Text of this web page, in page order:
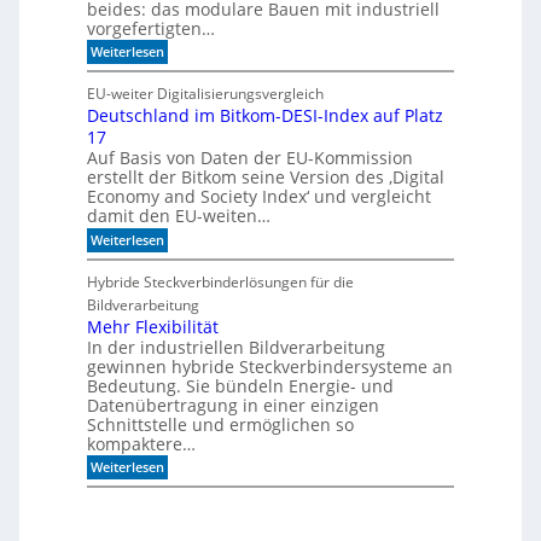
e
n
e
n
i
f
f
i
m
A
k
s
t
i
k
p
a
n
e
l
beides: das modulare Bauen mit industriell
vorgefertigten…
Weiterlesen:
H
e
u
t
s
h
o
n
a
n
o
r
g
e
n
b
a
u
e
n
EU-weiter Digitalisierungsvergleich
Deutschland im Bitkom-DESI-Index auf Platz
17
Auf Basis von Daten der EU-Kommission
erstellt der Bitkom seine Version des ‚Digital
Economy and Society Index‘ und vergleicht
damit den EU-weiten…
Weiterlesen:
D
u
t
s
c
h
l
a
n
d
i
m
B
i
Hybride Steckverbinderlösungen für die
Bildverarbeitung
Mehr Flexibilität
In der industriellen Bildverarbeitung
gewinnen hybride Steckverbindersysteme an
Bedeutung. Sie bündeln Energie- und
Datenübertragung in einer einzigen
Schnittstelle und ermöglichen so
kompaktere…
Weiterlesen:
M